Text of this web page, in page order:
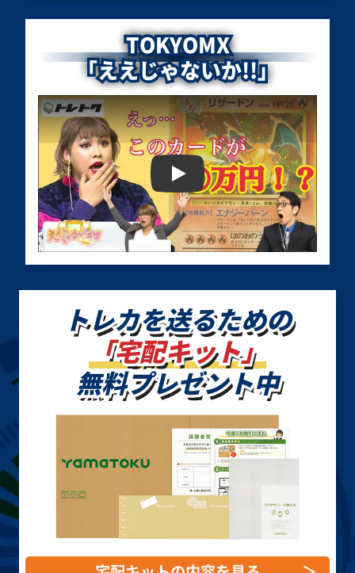
買取価格
￥12,000
ブ・ブラックカオ
ス 113-002 ウル
買取価格
￥12,000
青眼の白龍(背景
炎) QCAC-JP021
クォーターセンチ
ュリーシークレッ
ト
買取価格
￥10,900
BPRO-JP024 プ
リズマティックシ
ークレット
買取価格
￥10,000
結束と絆の魔導師
DUNE-JP000 ク
ォーターセンチュ
リーシークレット
買取価格
￥9,800
Ｔｈｅ Ｆａｌｌ
ｅｎ ＆ Ｔｈｅ Ｖ
ｉｒｔｕｏｕｓ
CH01-JP019 プリ
ズマティックシー
クレット
買取価格
￥9,000
融合 117-047 ス
ーパー
買取価格
竜騎士ガイア
107-042 シークレ
買取価格
￥9,000
溶岩魔神ラヴァ・
ゴーレム 301-051
アルティメット
買取価格
魔法効果の矢
GB7-004 ウルト
ラ
禁じられた聖冠
リズマティックシ
買取価格
調和ノ天救竜
BLZD-JP024 プリ
ズマティックシー
クレット
リズマティックシ
ークレット
TOKYOMX
「ええじゃないか!!」
【トレトク】トレカの宅配買取サ
トレカを送るための
「宅配キット」
無料プレゼント中